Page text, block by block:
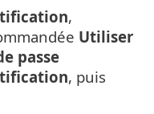
,
Utiliser
passe
, puis